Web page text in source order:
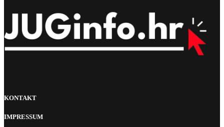
KONTAKT
IMPRESSUM